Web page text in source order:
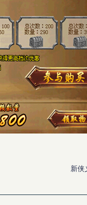
新侠